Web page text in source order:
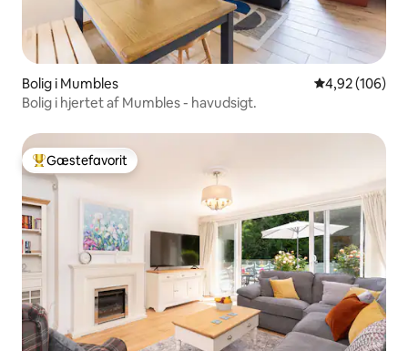
Bolig i Mumbles 4,92 ud af 5 i
4,92 (106)
Bolig i hjertet af Mumbles - havudsigt.
Bedste gæstefavorit
Gæstefavorit